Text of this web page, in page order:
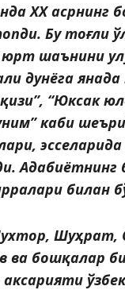
ХХ асрнинг
Бу тоғли
шаънини
дунёга
“Юксак
каби
Адабиётнинг
билан
Шуҳрат,
ва бошқалар